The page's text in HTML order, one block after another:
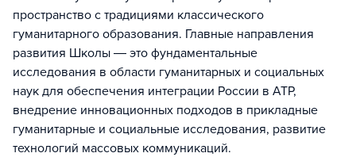
пространство с традициями классического
гуманитарного образования. Главные направления
развития Школы ― это фундаментальные
исследования в области гуманитарных и социальных
наук для обеспечения интеграции России в АТР,
внедрение инновационных подходов в прикладные
гуманитарные и социальные исследования, развитие
технологий массовых коммуникаций.